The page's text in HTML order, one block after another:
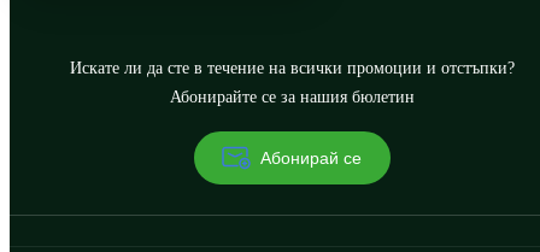
Искате ли да сте в течение на всички промоции и отстъпки?
Абонирайте се за нашия бюлетин
Абонирай се